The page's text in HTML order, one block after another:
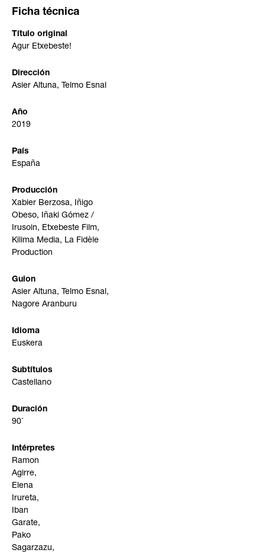
Ficha técnica
Título original
Agur Etxebeste!
Dirección
Asier Altuna, Telmo Esnal
Año
2019
País
España
Producción
Xabier Berzosa, Iñigo
Obeso, Iñaki Gómez /
Irusoin, Etxebeste Film,
Kilima Media, La Fidèle
Production
Guion
Asier Altuna, Telmo Esnal,
Nagore Aranburu
Idioma
Euskera
Subtítulos
Castellano
Duración
90´
Intérpretes
Ramon
Agirre,
Elena
Irureta,
Iban
Garate,
Pako
Sagarzazu,